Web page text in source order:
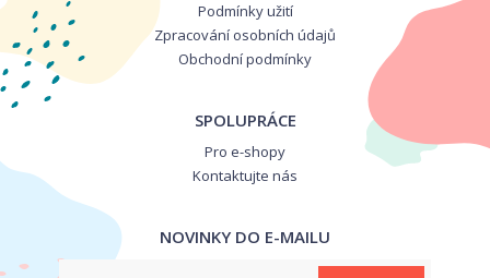
Podmínky užití
Zpracování osobních údajů
Obchodní podmínky
SPOLUPRÁCE
Pro e-shopy
Kontaktujte nás
NOVINKY DO E-MAILU